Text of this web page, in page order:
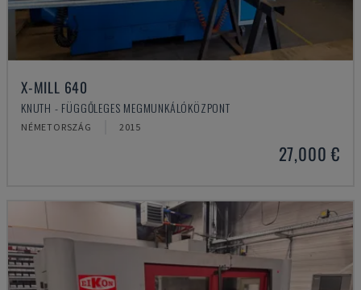
X-MILL 640
KNUTH - FÜGGŐLEGES MEGMUNKÁLÓKÖZPONT
NÉMETORSZÁG 2015
27,000 €